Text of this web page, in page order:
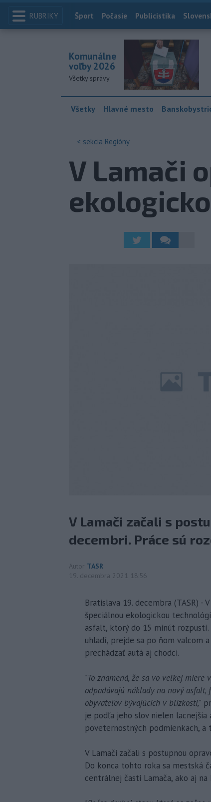
RUBRIKY Index
Šport Počasie Publicistika
Komunálne
voľby 2026
Všetky správy
Všetky Hlavné mesto
< sekcia Regióny
V Lamači
V Lamači začali s
decembri. Práce sú
Autor TASR
19. decembra 2021 18:56
Bratislava 19. decembra (TASR)
špeciálnou ekologickou
asfalt, ktorý do 15 minút
uhladí, prejde sa po ňom valcom
prechádzať autá aj chodci.
"To znamená, že sa vo veľkej miere
odpadávajú náklady na nový asfalt,
obyvateľov bývajúcich v blízkosti,"
je podľa jeho slov nielen
poveternostných podmienkach, a
V Lamači začali s postupnou
Do konca tohto roka sa mestská
centrálnej časti Lamača, ako aj